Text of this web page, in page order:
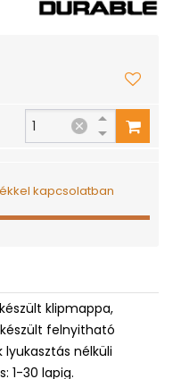
kapcsolatban
klipmappa,
felnyitható
nélküli
1-30 lapig.